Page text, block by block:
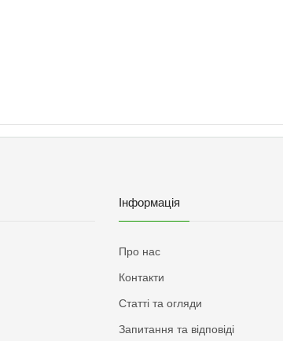
Інформація
Про нас
Контакти
Статті та огляди
Запитання та відповіді